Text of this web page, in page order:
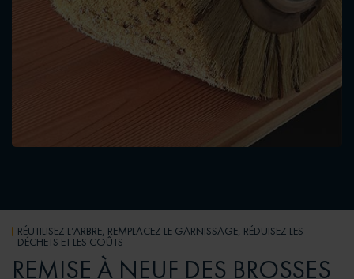
RÉUTILISEZ L‘ARBRE, REMPLACEZ LE GARNISSAGE, RÉDUISEZ LES
DÉCHETS ET LES COÛTS
REMISE À NEUF DES BROSSES